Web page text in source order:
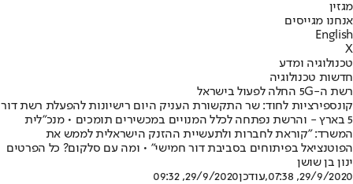
מגזין
אנחנו מגייסים
English
X
טכנולוגיה ומדע
חדשות טכנולוגיה
רשת ה-5G החלה לפעול בישראל
קונספירציות לחוד: שר התקשורת העניק היום רישיונות להפעלת רשת דור
5 בארץ - והרשת נפתחה לכלל המנויים במכשירים תומכים • מנכ״לית
המשרד: "קוראת לחברות ולתעשיית ההזנק הישראלית לממש את
הפוטנציאל בפיתוחים בסביבת דור חמישי" • ומה עם סלקום? כל הפרטים
ינון בן שושן
29/9/2020, 07:38
,עודכן29/9/2020, 09:32